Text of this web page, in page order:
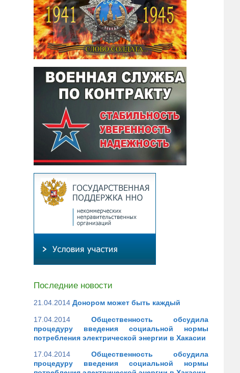
Последние новости
21.04.2014 Донором может быть каждый
17.04.2014
Общественность обсудила
процедуру введения социальной нормы
потребления электрической энергии в Хакасии
17.04.2014
Общественность обсудила
процедуру введения социальной нормы